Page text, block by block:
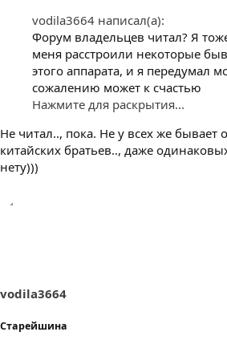
vodila3664 написал(а):
Форум владельцев читал? Я
меня расстроили некоторые
этого аппарата, и я передумал
сожалению может к счастью
Нажмите для раскрытия...
Не читал.., пока. Не у всех же
китайских братьев.., даже
нету)))
vodila3664
Старейшина